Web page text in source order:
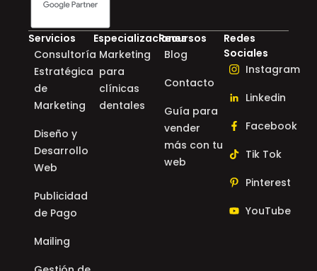
Servicios
Consultoría
Estratégica
de
Marketing
Diseño y
Desarrollo
Web
Publicidad
de Pago
Mailing
Especializaciones
Marketing
para
clínicas
dentales
Recursos
Blog
Contacto
Guía para
vender
más con tu
web
Redes
Sociales
Instagram
Linkedin
Facebook
Tik Tok
Pinterest
YouTube